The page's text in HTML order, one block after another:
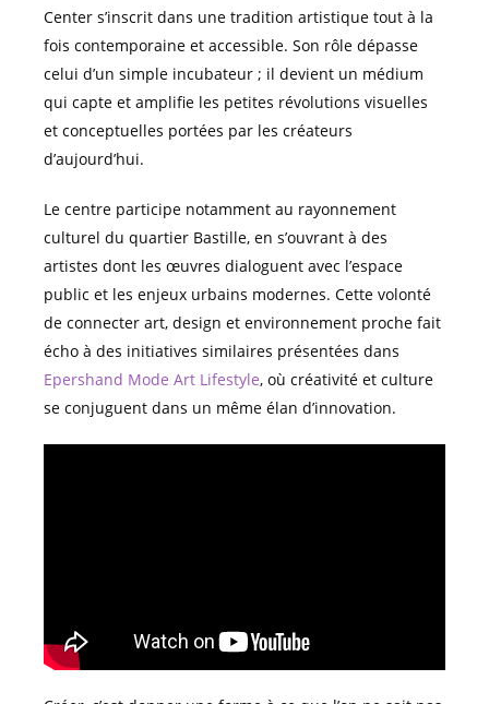
Center s’inscrit dans une tradition artistique tout à la
fois contemporaine et accessible. Son rôle dépasse
celui d’un simple incubateur ; il devient un médium
qui capte et amplifie les petites révolutions visuelles
et conceptuelles portées par les créateurs
d’aujourd’hui.
Le centre participe notamment au rayonnement
culturel du quartier Bastille, en s’ouvrant à des
artistes dont les œuvres dialoguent avec l’espace
public et les enjeux urbains modernes. Cette volonté
de connecter art, design et environnement proche fait
écho à des initiatives similaires présentées dans
Epershand Mode Art Lifestyle, où créativité et culture
se conjuguent dans un même élan d’innovation.